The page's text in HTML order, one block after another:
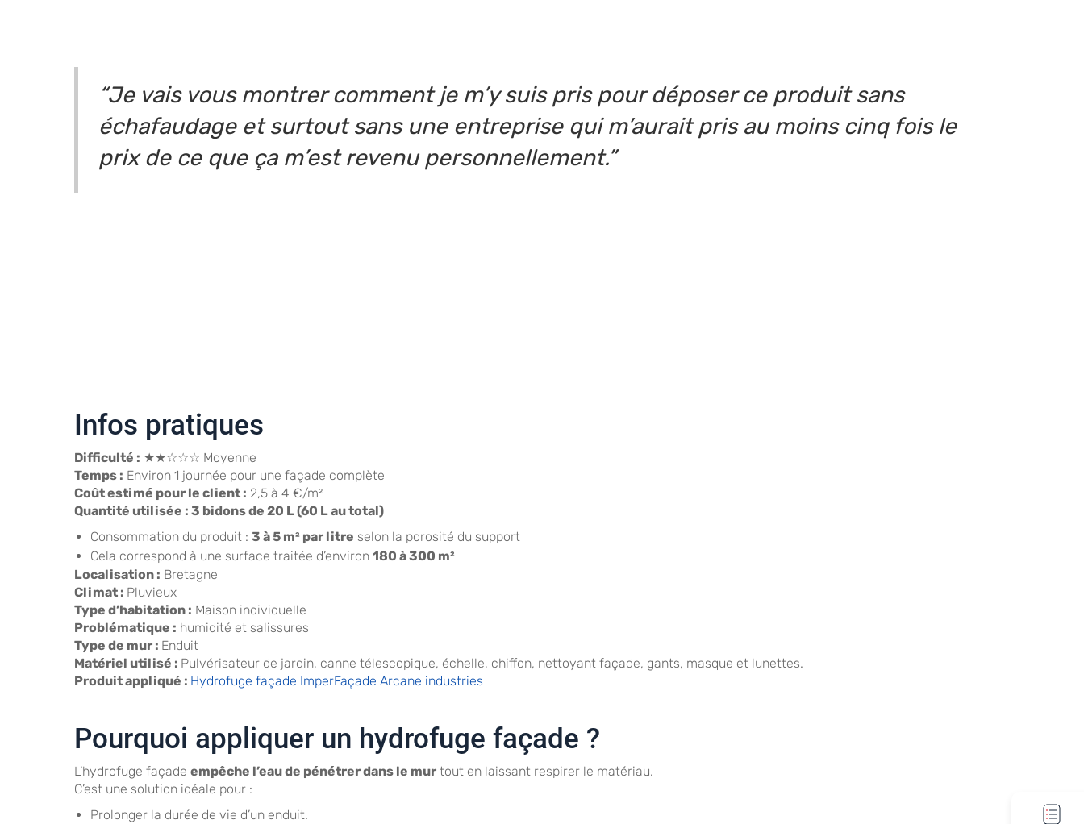
“Je vais vous montrer comment je m’y suis pris pour déposer ce produit sans
échafaudage et surtout sans une entreprise qui m’aurait pris au moins cinq fois le
prix de ce que ça m’est revenu personnellement.”
Infos pratiques
Difficulté : ★★☆☆☆ Moyenne
Temps : Environ 1 journée pour une façade complète
Coût estimé pour le client : 2,5 à 4 €/m²
Quantité utilisée : 3 bidons de 20 L (60 L au total)
Consommation du produit : 3 à 5 m² par litre selon la porosité du support
Cela correspond à une surface traitée d’environ 180 à 300 m²
Localisation : Bretagne
Climat : Pluvieux
Type d’habitation : Maison individuelle
Problématique : humidité et salissures
Type de mur : Enduit
Matériel utilisé : Pulvérisateur de jardin, canne télescopique, échelle, chiffon, nettoyant façade, gants, masque et lunettes.
Produit appliqué : Hydrofuge façade ImperFaçade Arcane industries
Pourquoi appliquer un hydrofuge façade ?
L’hydrofuge façade empêche l’eau de pénétrer dans le mur tout en laissant respirer le matériau.
C’est une solution idéale pour :
Prolonger la durée de vie d’un enduit.